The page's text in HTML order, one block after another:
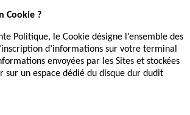
Cookie ?
Politique, le Cookie désigne l’ensemble des
d’informations sur votre terminal
envoyées par les Sites et stockées
sur un espace dédié du disque dur dudit